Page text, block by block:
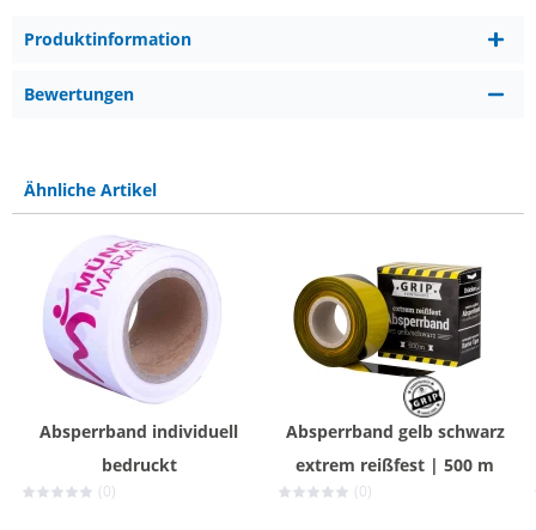
Produktinformation
Bewertungen
Ähnliche Artikel
Absperrband individuell
bedruckt
(0)
Absperrband gelb schwarz
extrem reißfest | 500 m
(0)